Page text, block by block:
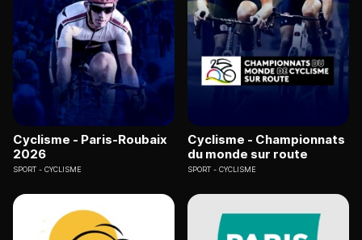
Cyclisme - Paris-Roubaix
2026
SPORT CYCLISME
Cyclisme - Championnats
du monde sur route
SPORT CYCLISME